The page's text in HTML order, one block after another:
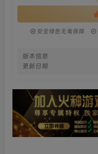
安全绿色无毒保障
版本信息
更新日期